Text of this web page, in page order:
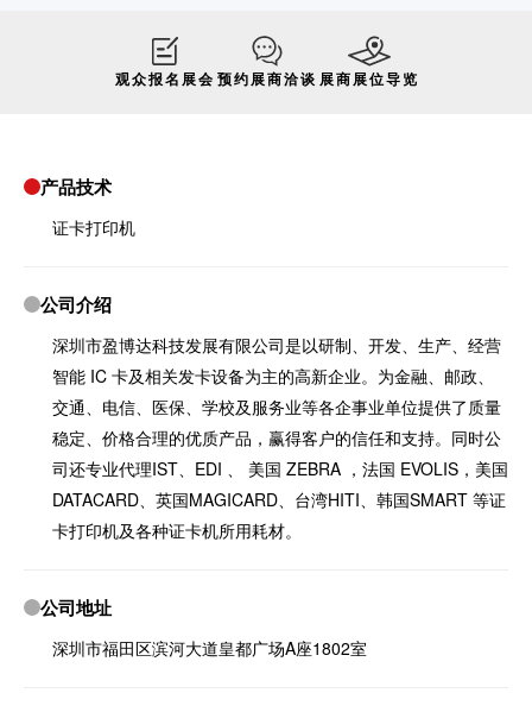
观众报名展会 预约展商洽谈 展商展位导览
产品技术
证卡打印机
公司介绍
深圳市盈博达科技发展有限公司是以研制、开发、生产、经营
智能 IC 卡及相关发卡设备为主的高新企业。为金融、邮政、
交通、电信、医保、学校及服务业等各企事业单位提供了质量
稳定、价格合理的优质产品，赢得客户的信任和支持。同时公
司还专业代理IST、EDI 、 美国 ZEBRA ，法国 EVOLIS，美国
DATACARD、英国MAGICARD、台湾HITI、韩国SMART 等证
卡打印机及各种证卡机所用耗材。
公司地址
深圳市福田区滨河大道皇都广场A座1802室